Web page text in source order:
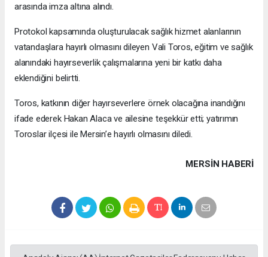
arasında imza altına alındı.
Protokol kapsamında oluşturulacak sağlık hizmet alanlarının
vatandaşlara hayırlı olmasını dileyen Vali Toros, eğitim ve sağlık
alanındaki hayırseverlik çalışmalarına yeni bir katkı daha
eklendiğini belirtti.
Toros, katkının diğer hayırseverlere örnek olacağına inandığını
ifade ederek Hakan Alaca ve ailesine teşekkür etti; yatırımın
Toroslar ilçesi ile Mersin’e hayırlı olmasını diledi.
MERSIN HABERİ